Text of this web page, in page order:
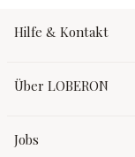
Hilfe & Kontakt
Über LOBERON
Jobs